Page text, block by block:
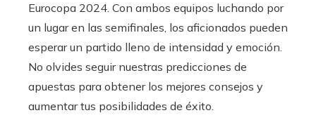
Eurocopa 2024. Con ambos equipos luchando por
un lugar en las semifinales, los aficionados pueden
esperar un partido lleno de intensidad y emoción.
No olvides seguir nuestras predicciones de
apuestas para obtener los mejores consejos y
aumentar tus posibilidades de éxito.